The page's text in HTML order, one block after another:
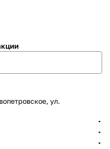
ул.